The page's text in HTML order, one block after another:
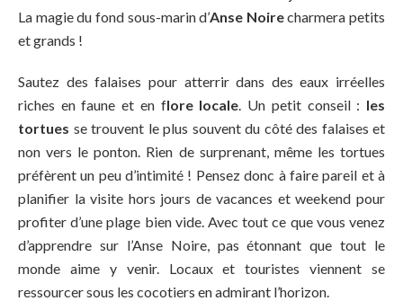
La magie du fond sous-marin d’Anse Noirecharmera petits
et grands !
Sautez des falaises pour atterrir dans des eaux irréelles
riches en faune et en flore locale. Un petit conseil : les
tortues se trouvent le plus souvent du côté des falaises et
non vers le ponton. Rien de surprenant, même les tortues
préfèrent un peu d’intimité ! Pensez donc à faire pareil et à
planifier la visite hors jours de vacances et weekend pour
profiter d’une plage bien vide. Avec tout ce que vous venez
d’apprendre sur l’Anse Noire, pas étonnant que tout le
monde aime y venir. Locaux et touristes viennent se
ressourcer sous les cocotiers en admirant l’horizon.